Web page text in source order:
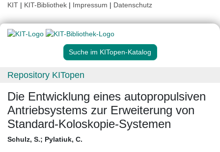
KIT | KIT-Bibliothek | Impressum | Datenschutz
Suche im KITopen-Katalog
Repository KITopen
Die Entwicklung eines autopropulsiven
Antriebsystems zur Erweiterung von
Standard-Koloskopie-Systemen
Schulz, S.; Pylatiuk, C.